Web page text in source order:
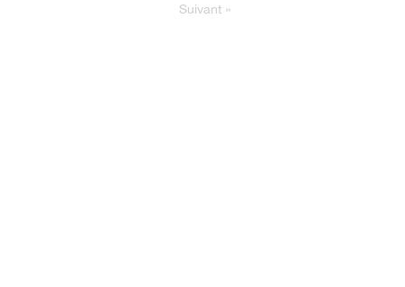
Suivant »